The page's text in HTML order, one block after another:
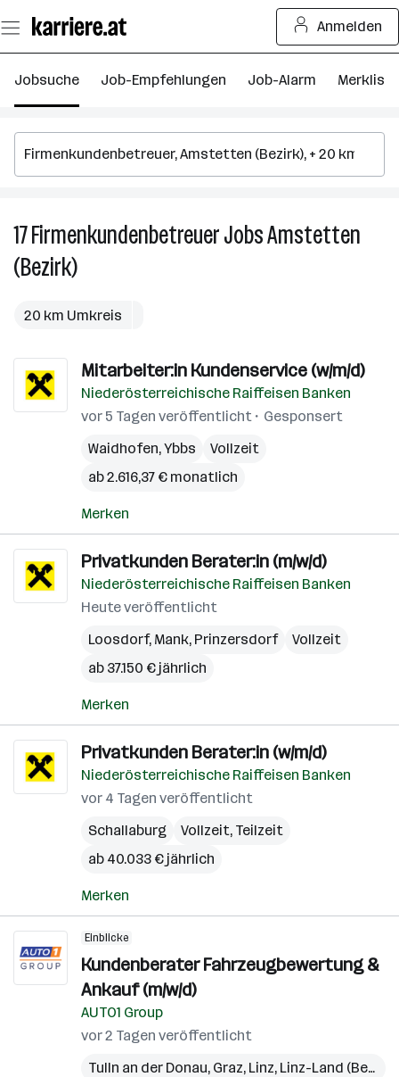
Seiteninhalt
springen
Anmelden
Jobsuche Job-Empfehlungen Job-Alarm Merkliste
17FirmenkundenbetreuerJobsAmstetten
(Bezirk)
20 km Umkreis
Mitarbeiter:in Kundenservice (w/m/d)
Niederösterreichische Raiffeisen Banken
vor 5 Tagen veröffentlicht
Gesponsert
Waidhofen,Ybbs
Vollzeit
ab 2.616,37 € monatlich
Merken
Privatkunden Berater:in (m/w/d)
Niederösterreichische Raiffeisen Banken
Heute veröffentlicht
Loosdorf, Mank, Prinzersdorf
Vollzeit
ab 37.150 € jährlich
Merken
Privatkunden Berater:in (w/m/d)
Niederösterreichische Raiffeisen Banken
vor 4 Tagen veröffentlicht
Schallaburg
Vollzeit, Teilzeit
ab 40.033 € jährlich
Merken
Einblicke
Kundenberater Fahrzeugbewertung &
Ankauf (m/w/d)
AUTO1 Group
vor 2 Tagen veröffentlicht
Tulln an der Donau, Graz, Linz, Linz-Land (Bezirk)